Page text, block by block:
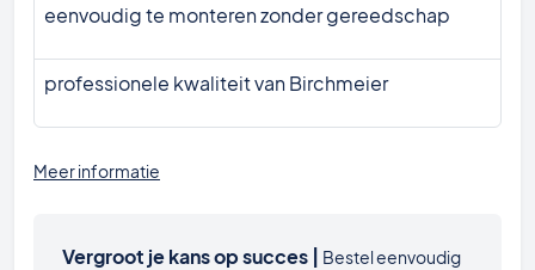
eenvoudig te monteren zonder gereedschap
professionele kwaliteit van Birchmeier
Meer informatie
Vergroot je kans op succes | Bestel eenvoudig